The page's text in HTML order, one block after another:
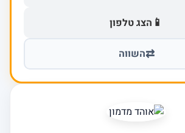
📱 הצג טלפון
⇄השווה